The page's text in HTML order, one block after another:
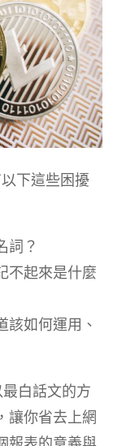
下這些困擾
詞？
不起來是什麼
該如何運用、
白話文的方
讓你省去上網